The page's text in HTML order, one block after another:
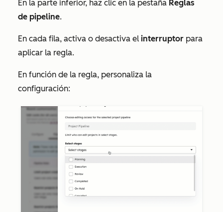
En la parte inferior, haz clic en la pestaña Reglas
de pipeline.
En cada fila, activa o desactiva el interruptor para
aplicar la regla.
En función de la regla, personaliza la
configuración: